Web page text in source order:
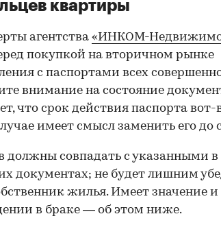
квартиры
агентства «ИНКОМ-
покупкой на вторичном рынке
с паспортами всех
внимание на состояние
что срок действия паспорта вот-
имеет смысл заменить его до
должны совпадать с указанными в
документах; не будет лишним
жилья. Имеет значение и
в браке — об этом ниже.